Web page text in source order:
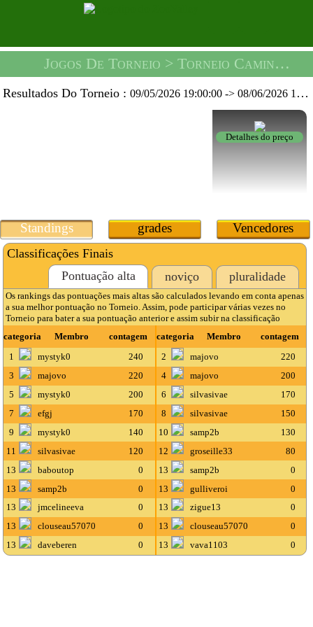
Jogos De Torneio > Torneio Caminhão De Açúcar -
Resultados Do Torneio :09/05/2026 19:00:00 ->08/06/2026 19:59:59
Detalhes do preço
Standings grades Vencedores
Classificações Finais
Pontuação alta
noviço pluralidade
Os rankings das pontuações mais altas são calculados levando em conta apenas
a sua melhor pontuação no Torneio. Assim, pode participar várias vezes no
Torneio para bater a sua pontuação anterior e assim subir na classificação
categoria
Membro contagem categoria Membro
contagem
1
mystyk0 240 2 majovo
220
3
majovo 220 4 majovo
200
5
mystyk0 200 6 silvasivae
170
7
efgj 170 8 silvasivae
150
9
mystyk0 140 10 samp2b
130
11
silvasivae 120 12 groseille33
80
13
baboutop 0 13 samp2b
0
13
samp2b 0 13 gulliveroi
0
13
jmcelineeva 0 13 zigue13
0
13
clouseau57070 0 13 clouseau57070
0
13
daveberen 0 13 vava1103 0